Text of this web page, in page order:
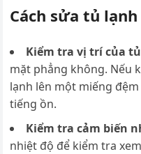
Cách sửa tủ
Kiểm tra vị trí của
mặt phẳng không. Nếu
lạnh lên một miếng
tiếng ồn.
Kiểm tra cảm biến
nhiệt độ để kiểm tra